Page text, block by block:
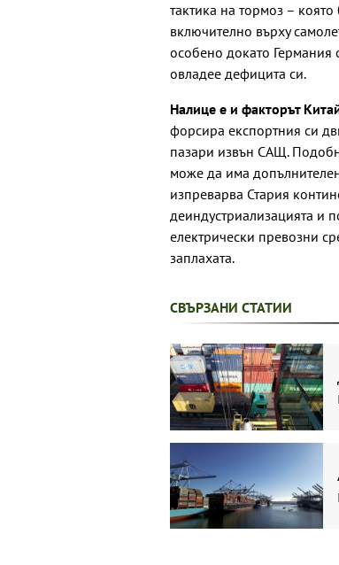
тактика на тормоз –
включително върху
особено докато Германия
овладее дефицита си.
Налице е и факторът
форсира експортния си
пазари извън САЩ.
може да има
изпреварва Стария
деиндустриализацията и
електрически превозни
заплахата.
СВЪРЗАНИ СТАТИИ